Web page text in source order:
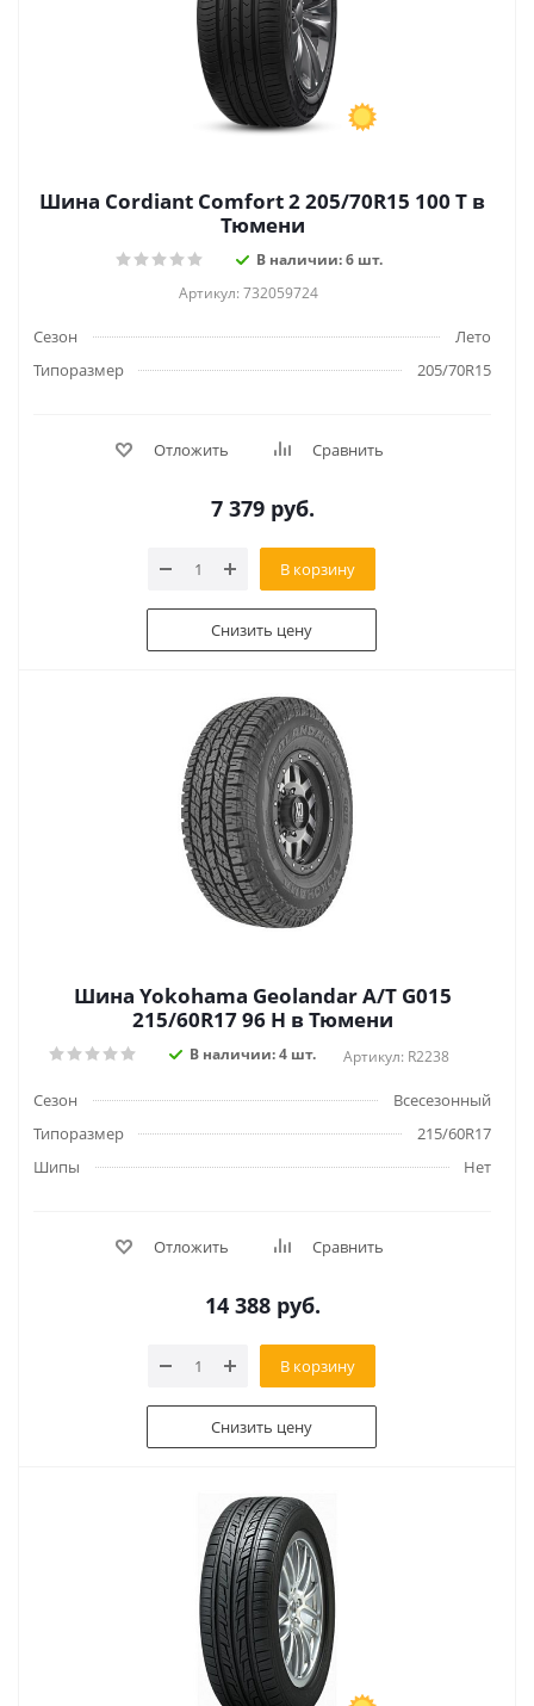
Шина Cordiant Comfort 2 205/70R15 100 T в
Тюмени
В наличии: 6 шт.
Артикул: 732059724
Сезон
Лето
Типоразмер
205/70R15
Отложить Сравнить
7 379 руб.
В корзину
Снизить цену
Шина Yokohama Geolandar A/T G015
215/60R17 96 H в Тюмени
В наличии: 4 шт. Артикул: R2238
Сезон
Всесезонный
Типоразмер
215/60R17
Шипы
Нет
Отложить Сравнить
14 388 руб.
В корзину
Снизить цену